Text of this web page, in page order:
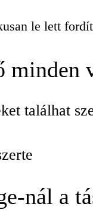
le lett
minden
találhat
nál a